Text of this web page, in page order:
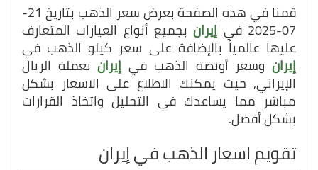
قمنا في هذه الصفحة بعرض سعر الذهب بتاريخ 21-
07-2025 في إيرانبجميع أنواع العيارات المتعارف
عليها عالمياً بالإضافة على سعر كيلو الذهب في
إيرانوسعر أونصة الذهب في إيرانبعملة الريال
الإيراني, حيث يمكنك الاطلاع على الاسعار بشكل
مباشر مما يساعدك في التحليل واتخاذ القرارات
بشكل أفضل.
تقويم اسعار الذهب في إيران